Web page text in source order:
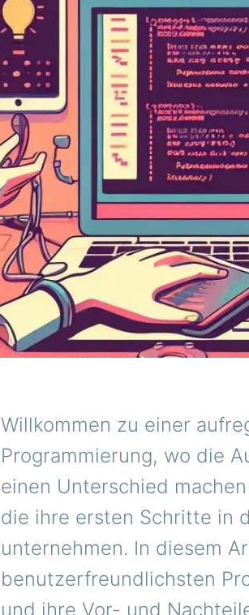
Willkommen zu einer
Programmierung, wo die
einen Unterschied
die ihre ersten Schritte in
unternehmen. In diesem
benutzerfreundlichsten
und ihre Vor- und